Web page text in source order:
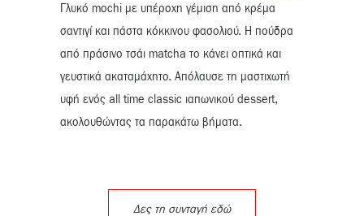
Γλυκό mochi με υπέροχη γέμιση από κρέμα
σαντιγί και πάστα κόκκινου φασολιού. Η πούδρα
από πράσινο τσάι matcha το κάνει οπτικά και
γευστικά ακαταμάχητο. Απόλαυσε τη μαστιχωτή
υφή ενός all time classic ιαπωνικού dessert,
ακολουθώντας τα παρακάτω βήματα.
Δες τη συνταγή εδώ